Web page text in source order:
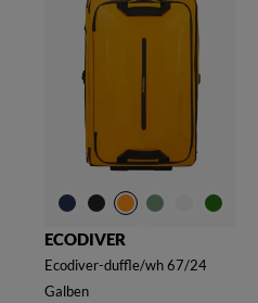
ECODIVER
Ecodiver-duffle/wh 67/24
Galben